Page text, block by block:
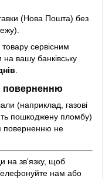
(Нова Пошта) без
сервісним
вашу банківську
поверненню
(наприклад, газові
пошкоджену пломбу)
поверненню не
на зв'язку, щоб
нам або